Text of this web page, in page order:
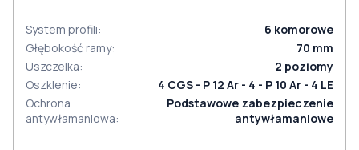
System profili: 6 komorowe
Głębokość ramy: 70 mm
Uszczelka: 2 poziomy
Oszklenie:
4 CGS - P 12 Ar - 4 - P 10 Ar - 4 LE
Ochrona
antywłamaniowa:
Podstawowe zabezpieczenie
antywłamaniowe